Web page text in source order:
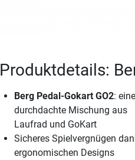
Produktdetails:
Berg Pedal-Gokart GO2: eine
durchdachte Mischung aus
Laufrad und GoKart
Sicheres Spielvergnügen
ergonomischen Designs